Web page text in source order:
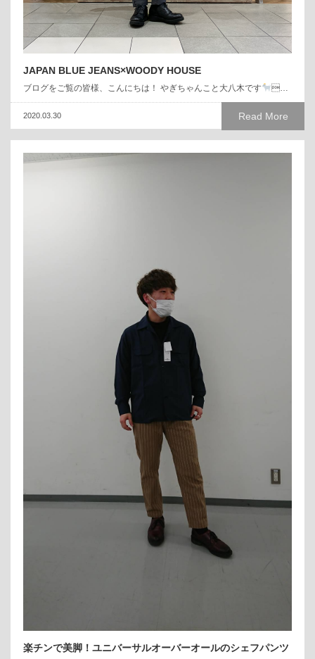
JAPAN BLUE JEANS×WOODY HOUSE
ブログをご覧の皆様、こんにちは！ やぎちゃんこと大八木です …
Read More
2020.03.30
楽チンで美脚！ユニバーサルオーバーオールのシェフパンツ